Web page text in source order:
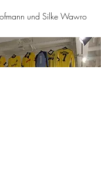
und Silke Wawro